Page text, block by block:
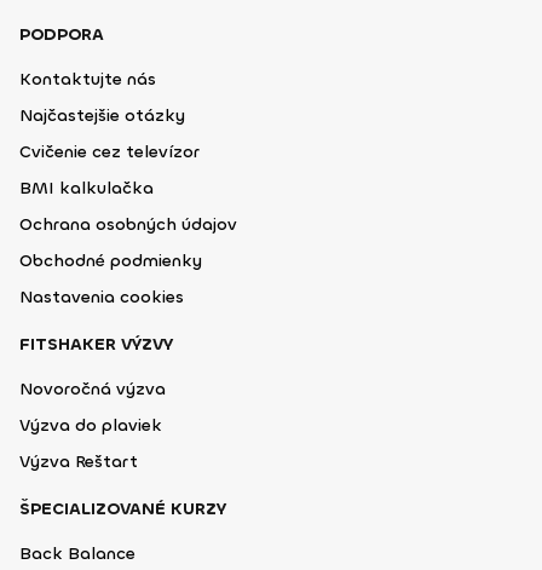
PODPORA
Kontaktujte nás
Najčastejšie otázky
Cvičenie cez televízor
BMI kalkulačka
Ochrana osobných údajov
Obchodné podmienky
Nastavenia cookies
FITSHAKER VÝZVY
Novoročná výzva
Výzva do plaviek
Výzva Reštart
ŠPECIALIZOVANÉ KURZY
Back Balance